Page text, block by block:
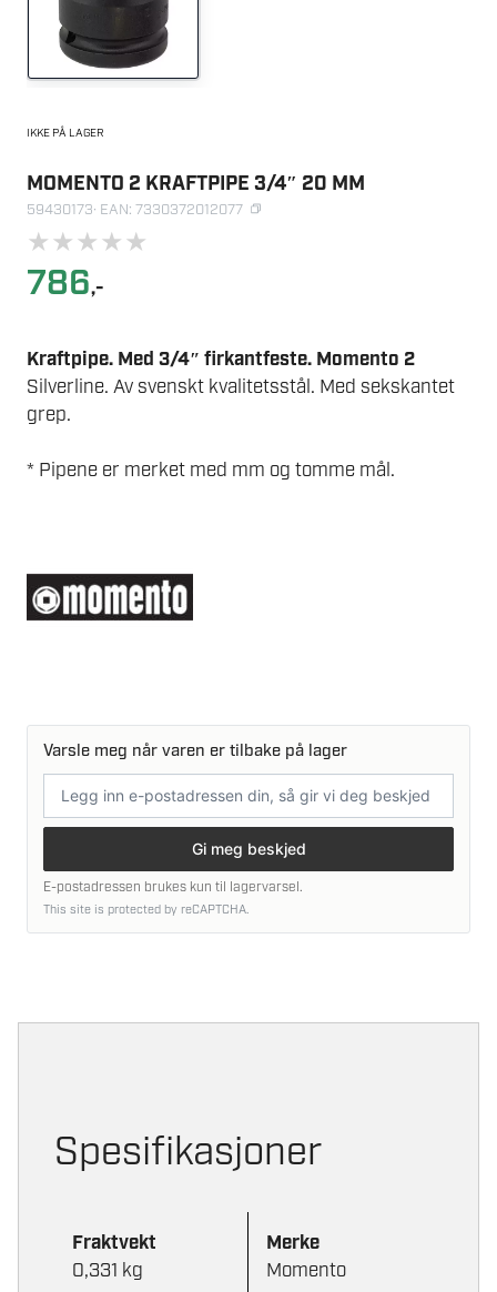
IKKE PÅ LAGER
MOMENTO 2 KRAFTPIPE 3/4″ 20 MM
59430173· EAN: 7330372012077
★★★★★
786,-
Kraftpipe. Med 3/4″ firkantfeste. Momento 2
Silverline. Av svenskt kvalitetsstål. Med sekskantet
grep.
* Pipene er merket med mm og tomme mål.
Varsle meg når varen er tilbake på lager
postadresse
Gi meg beskjed
E-postadressen brukes kun til lagervarsel.
This site is protected by reCAPTCHA.
Spesifikasjoner
Fraktvekt
0,331 kg
Merke
Momento